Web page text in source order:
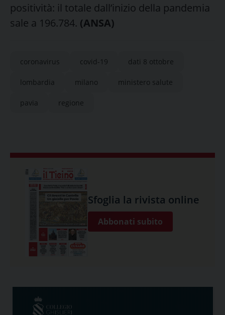
positività: il totale dall’inizio della pandemia
sale a 196.784. (ANSA)
coronavirus covid-19 dati 8 ottobre
lombardia milano ministero salute
pavia regione
Sfoglia la rivista online
Abbonati subito